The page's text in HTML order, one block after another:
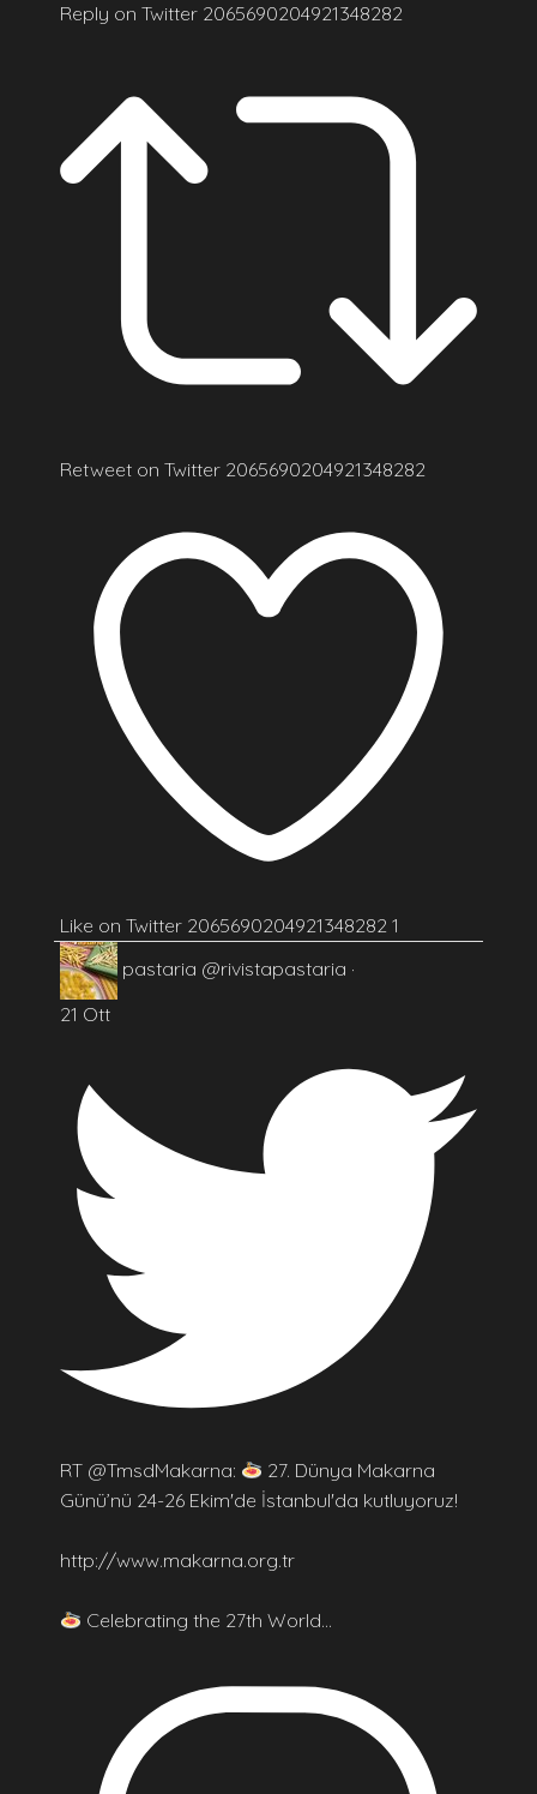
Reply on Twitter 2065690204921348282
Retweet on Twitter 2065690204921348282
Like on Twitter 2065690204921348282 1
pastaria @rivistapastaria ·
21 Ott
RT @TmsdMakarna:
27. Dünya Makarna
Günü’nü 24-26 Ekim'de İstanbul'da kutluyoruz!
http://www.makarna.org.tr
Celebrating the 27th World…